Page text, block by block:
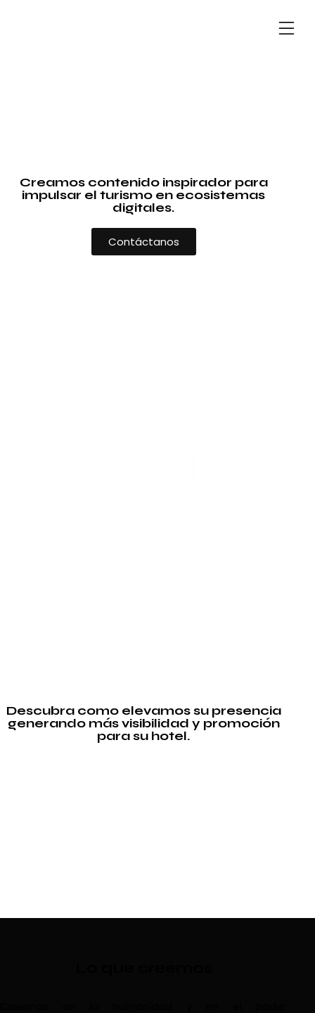
Creamos contenido inspirador para
impulsar el turismo en ecosistemas
digitales.
Contáctanos
Descubra como elevamos su presencia
generando más visibilidad y promoción
para su hotel.